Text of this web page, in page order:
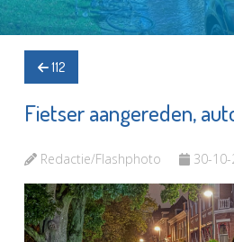
112
Fietser aangereden,
Redactie/Flashphoto 30-